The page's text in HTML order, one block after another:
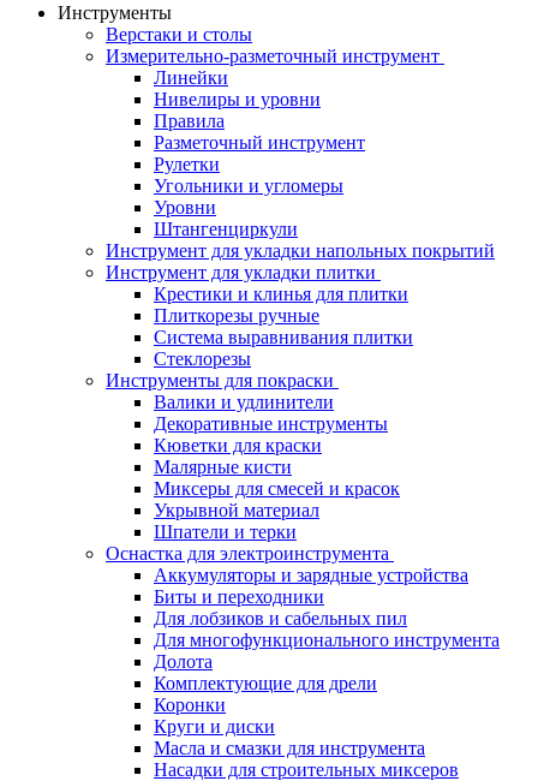
Инструменты
Верстаки и столы
Измерительно-разметочный инструмент
Линейки
Нивелиры и уровни
Правила
Разметочный инструмент
Рулетки
Угольники и угломеры
Уровни
Штангенциркули
Инструмент для укладки напольных покрытий
Инструмент для укладки плитки
Крестики и клинья для плитки
Плиткорезы ручные
Система выравнивания плитки
Стеклорезы
Инструменты для покраски
Валики и удлинители
Декоративные инструменты
Кюветки для краски
Малярные кисти
Миксеры для смесей и красок
Укрывной материал
Шпатели и терки
Оснастка для электроинструмента
Аккумуляторы и зарядные устройства
Биты и переходники
Для лобзиков и сабельных пил
Для многофункционального инструмента
Долота
Комплектующие для дрели
Коронки
Круги и диски
Масла и смазки для инструмента
Насадки для строительных миксеров